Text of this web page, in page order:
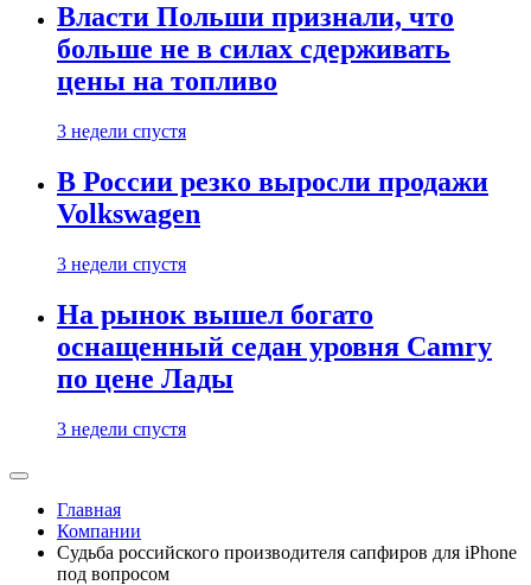
Власти Польши признали, что
больше не в силах сдерживать
цены на топливо
3 недели спустя
В России резко выросли продажи
Volkswagen
3 недели спустя
На рынок вышел богато
оснащенный седан уровня Camry
по цене Лады
3 недели спустя
Главная
Компании
Судьба российского производителя сапфиров для iPhone
под вопросом